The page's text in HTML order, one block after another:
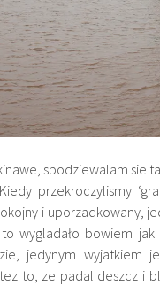
spodziewalam sie
przekroczylismy
i uporzadkowany,
to wygladało bowiem
jedynym wyjatkiem
to, ze padal deszcz i